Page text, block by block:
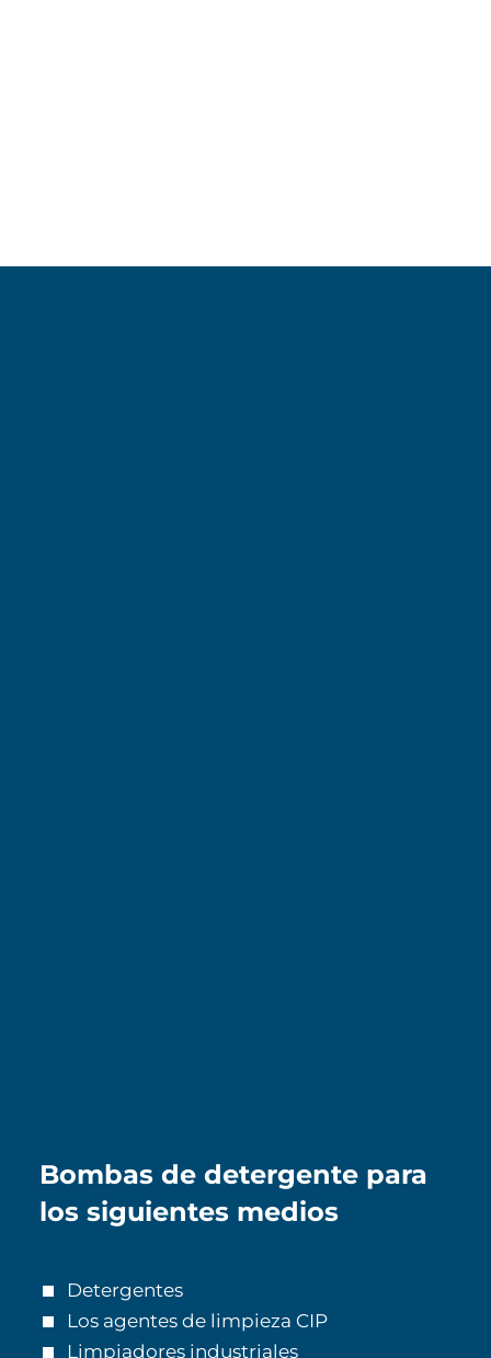
Bombas de detergente para
los siguientes medios
Detergentes
Los agentes de limpieza CIP
Limpiadores industriales